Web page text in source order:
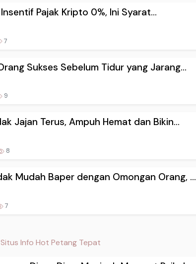
Pajak Kripto 0%, Ini Syarat...
7
Sukses Sebelum Tidur yang Jarang...
9
Jajan Terus, Ampuh Hemat dan Bikin...
8
Mudah Baper dengan Omongan Orang, ...
7
Situs Info Hot Petang Tepat